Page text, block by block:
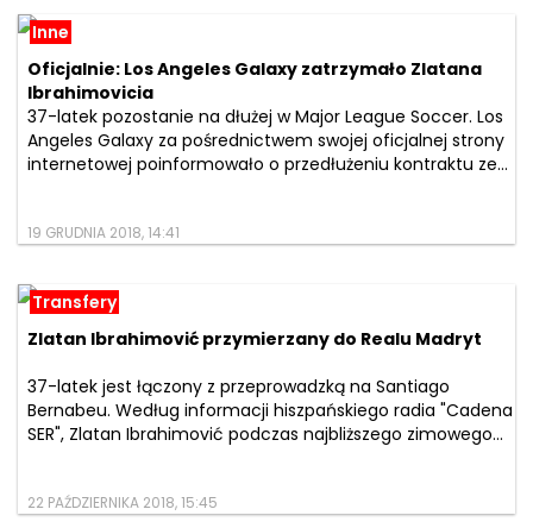
Inne
Oficjalnie: Los Angeles Galaxy zatrzymało Zlatana
Ibrahimovicia
37-latek pozostanie na dłużej w Major League Soccer. Los
Angeles Galaxy za pośrednictwem swojej oficjalnej strony
internetowej poinformowało o przedłużeniu kontraktu ze...
19 GRUDNIA 2018, 14:41
Transfery
Zlatan Ibrahimović przymierzany do Realu Madryt
37-latek jest łączony z przeprowadzką na Santiago
Bernabeu. Według informacji hiszpańskiego radia "Cadena
SER", Zlatan Ibrahimović podczas najbliższego zimowego...
22 PAŹDZIERNIKA 2018, 15:45